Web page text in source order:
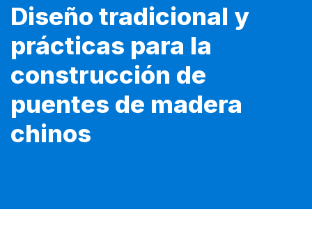
Diseño tradicional y
prácticas para la
construcción de
puentes de madera
chinos